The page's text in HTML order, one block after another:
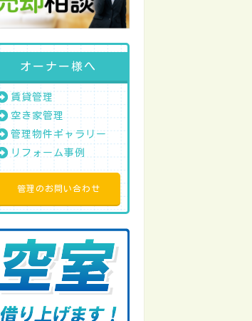
オーナー様へ
賃貸管理
空き家管理
管理物件ギャラリー
リフォーム事例
管理のお問い合わせ